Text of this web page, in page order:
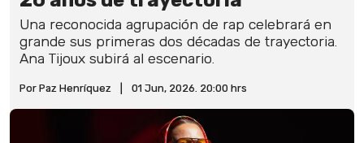
Una reconocida agrupación de rap celebrará en
grande sus primeras dos décadas de trayectoria.
Ana Tijoux subirá al escenario.
Por Paz Henríquez 01 Jun, 2026. 20:00 hrs